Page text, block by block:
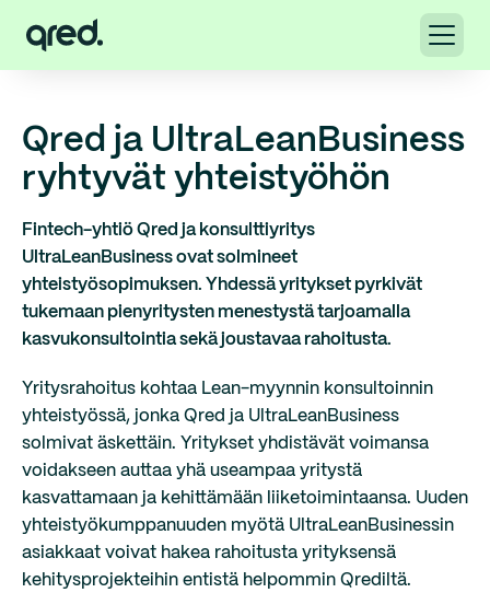
Qred ja UltraLeanBusiness
ryhtyvät yhteistyöhön
Fintech-yhtiö Qred ja konsulttiyritys
UltraLeanBusiness ovat solmineet
yhteistyösopimuksen. Yhdessä yritykset pyrkivät
tukemaan pienyritysten menestystä tarjoamalla
kasvukonsultointia sekä joustavaa rahoitusta.
Yritysrahoitus kohtaa Lean-myynnin konsultoinnin
yhteistyössä, jonka Qred ja UltraLeanBusiness
solmivat äskettäin. Yritykset yhdistävät voimansa
voidakseen auttaa yhä useampaa yritystä
kasvattamaan ja kehittämään liiketoimintaansa. Uuden
yhteistyökumppanuuden myötä UltraLeanBusinessin
asiakkaat voivat hakea rahoitusta yrityksensä
kehitysprojekteihin entistä helpommin Qrediltä.